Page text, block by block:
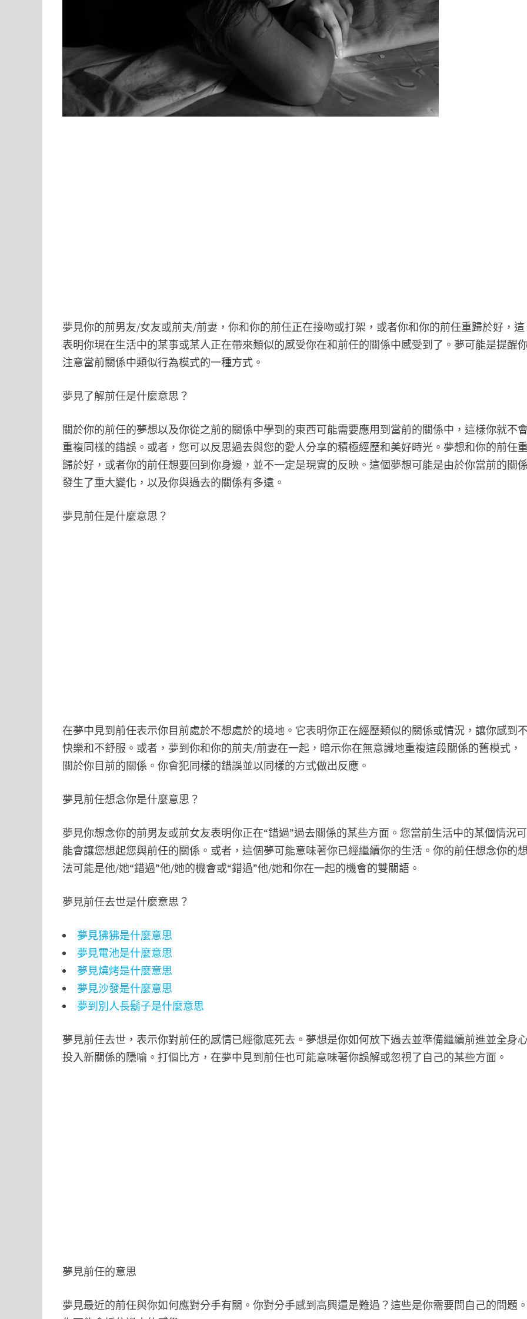
夢見你的前男友/女友或前夫/前妻，你和你的前任正在接吻或打架，或者你和你的前任重歸於好，這
表明你現在生活中的某事或某人正在帶來類似的感受你在和前任的關係中感受到了。夢可能是提醒
注意當前關係中類似行為模式的一種方式。
夢見了解前任是什麼意思？
關於你的前任的夢想以及你從之前的關係中學到的東西可能需要應用到當前的關係中，這樣你就不會
重複同樣的錯誤。或者，您可以反思過去與您的愛人分享的積極經歷和美好時光。夢想和你的前任重
歸於好，或者你的前任想要回到你身邊，並不一定是現實的反映。這個夢想可能是由於你當前的關係
發生了重大變化，以及你與過去的關係有多遠。
夢見前任是什麼意思？
在夢中見到前任表示你目前處於不想處於的境地。它表明你正在經歷類似的關係或情況，讓你感到不
快樂和不舒服。或者，夢到你和你的前夫/前妻在一起，暗示你在無意識地重複這段關係的舊模式，
關於你目前的關係。你會犯同樣的錯誤並以同樣的方式做出反應。
夢見前任想念你是什麼意思？
夢見你想念你的前男友或前女友表明你正在“錯過”過去關係的某些方面。您當前生活中的某個情況可
能會讓您想起您與前任的關係。或者，這個夢可能意味著你已經繼續你的生活。你的前任想念你的想
法可能是他/她“錯過”他/她的機會或“錯過”他/她和你在一起的機會的雙關語。
夢見前任去世是什麼意思？
夢見狒狒是什麼意思
夢見電池是什麼意思
夢見燒烤是什麼意思
夢見沙發是什麼意思
夢到別人長鬍子是什麼意思
夢見前任去世，表示你對前任的感情已經徹底死去。夢想是你如何放下過去並準備繼續前進並全身
投入新關係的隱喻。打個比方，在夢中見到前任也可能意味著你誤解或忽視了自己的某些方面。
夢見前任的意思
夢見最近的前任與你如何應對分手有關。你對分手感到高興還是難過？這些是你需要問自己的問題。